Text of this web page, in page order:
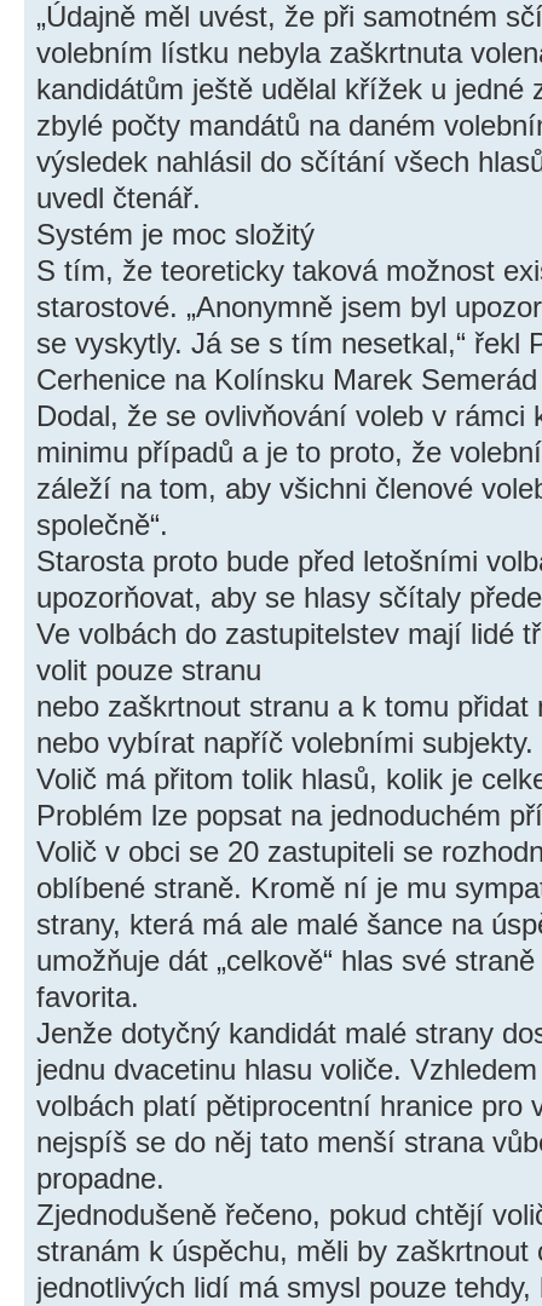
„Údajně měl uvést, že při samotném
volebním lístku nebyla zaškrtnuta
kandidátům ještě udělal křížek u jedné
zbylé počty mandátů na daném
výsledek nahlásil do sčítání všech
uvedl čtenář.
Systém je moc složitý
S tím, že teoreticky taková možnost
starostové. „Anonymně jsem byl
se vyskytly. Já se s tím nesetkal,“ řekl
Cerhenice na Kolínsku Marek
Dodal, že se ovlivňování voleb v rámci
minimu případů a je to proto, že
záleží na tom, aby všichni členové
společně“.
Starosta proto bude před letošními
upozorňovat, aby se hlasy sčítaly
Ve volbách do zastupitelstev mají lidé
volit pouze stranu
nebo zaškrtnout stranu a k tomu
nebo vybírat napříč volebními subjekty.
Volič má přitom tolik hlasů, kolik je
Problém lze popsat na jednoduchém
Volič v obci se 20 zastupiteli se
oblíbené straně. Kromě ní je mu
strany, která má ale malé šance na
umožňuje dát „celkově“ hlas své
favorita.
Jenže dotyčný kandidát malé strany
jednu dvacetinu hlasu voliče.
volbách platí pětiprocentní hranice pro
nejspíš se do něj tato menší strana
propadne.
Zjednodušeně řečeno, pokud chtějí
stranám k úspěchu, měli by zaškrtnout
jednotlivých lidí má smysl pouze